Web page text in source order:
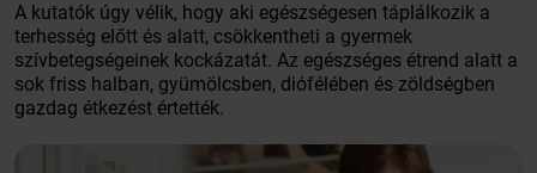
A kutatók úgy vélik, hogy aki egészségesen táplálkozik a
terhesség előtt és alatt, csökkentheti a gyermek
szívbetegségeinek kockázatát. Az egészséges étrend alatt a
sok friss halban, gyümölcsben, diófélében és zöldségben
gazdag étkezést értették.